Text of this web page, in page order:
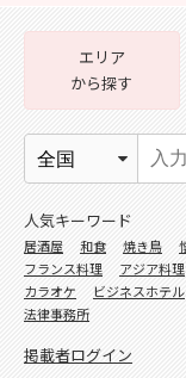
エリア
から探す
人気キーワード
居酒屋 和食 焼き鳥
フランス料理
アジア料理
カラオケ
ビジネスホテル
法律事務所
掲載者ログイン